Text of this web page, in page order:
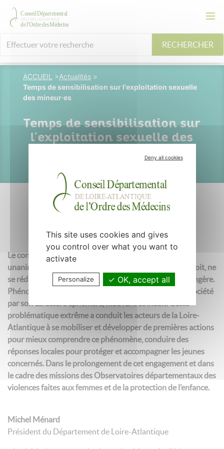
RECHERCHER
ACCUEIL >Actualités >
Temps de sensibilisation sur l'exploitation sexuelle
des mineur·es
Temps de sensibilisation sur
l'exploitation sexuelle des
Le constat des acteurs institutionnels et associatifs est
unanime : la prostitution des mineur.es en France s’accroit, ne
se réduisant plus à la traite des mineur.es d’origine étrangère.
Phénomène protéiforme complexe, elle déstabilise la société
par son caractère éphémère, mouvant et inédit. Cette
problématique extrême a conduit les acteurs de la Loire-
Atlantique à se mobiliser et développer de premières actions
pour mieux comprendre ce phénomène, conduire des
réponses locales pour protéger et accompagner les jeunes
concernés. Dans le prolongement de cet engagement et dans
le cadre des missions des Observatoires départementaux des
violences faites aux femmes et de la protection de l’enfance.
Michel Ménard
Président du Département de Loire-Atlantique
Deny all cookies
This site uses cookies and gives
you control over what you want to
activate
Personalize OK, accept all